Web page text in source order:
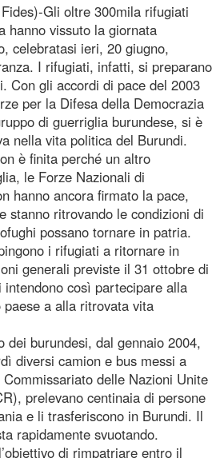
Gli oltre 300mila rifugiati
hanno vissuto la giornata
celebratasi ieri, 20 giugno,
I rifugiati, infatti, si preparano
Con gli accordi di pace del 2003
per la Difesa della Democrazia
di guerriglia burundese, si è
nella vita politica del Burundi.
è finita perché un altro
le Forze Nazionali di
hanno ancora firmato la pace,
stanno ritrovando le condizioni di
possano tornare in patria.
i rifugiati a ritornare in
generali previste il 31 ottobre di
intendono così partecipare alla
a alla ritrovata vita
dei burundesi, dal gennaio 2004,
diversi camion e bus messi a
Commissariato delle Nazioni Unite
prelevano centinaia di persone
e li trasferiscono in Burundi. Il
rapidamente svuotando.
di rimpatriare entro il